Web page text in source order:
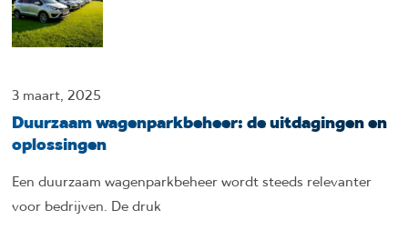
3 maart, 2025
Duurzaam wagenparkbeheer: de uitdagingen en
oplossingen
Een duurzaam wagenparkbeheer wordt steeds relevanter
voor bedrijven. De druk